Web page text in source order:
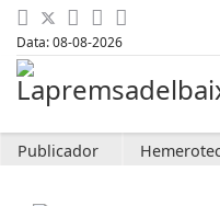
Data: 08-08-2026
Publicador